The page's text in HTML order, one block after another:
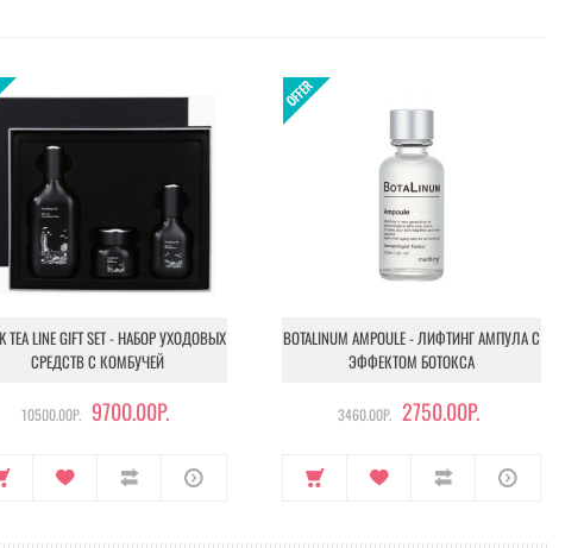
TEA LINE GIFT SET - НАБОР УХОДОВЫХ
СРЕДСТВ С КОМБУЧЕЙ
10500.00Р. 9700.00Р.
BOTALINUM AMPOULE - ЛИФТИНГ АМПУЛА С
ЭФФЕКТОМ БОТОКСА
3460.00Р. 2750.00Р.